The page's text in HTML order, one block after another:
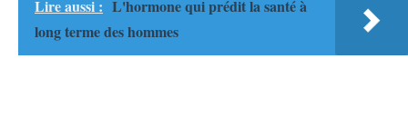
Lire aussi : L'hormone qui prédit la santé à
long terme des hommes